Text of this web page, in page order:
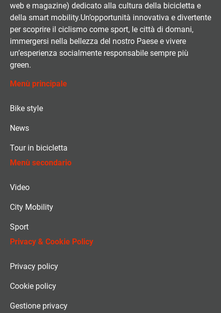
web e magazine) dedicato alla cultura della bicicletta e
della smart mobility.Un’opportunità innovativa e divertente
per scoprire il ciclismo come sport, le città di domani,
immergersi nella bellezza del nostro Paese e vivere
un’esperienza socialmente responsabile sempre più
green.
Menù principale
Bike style
News
Tour in bicicletta
Menù secondario
Video
City Mobility
Sport
Privacy & Cookie Policy
Privacy policy
Cookie policy
Gestione privacy